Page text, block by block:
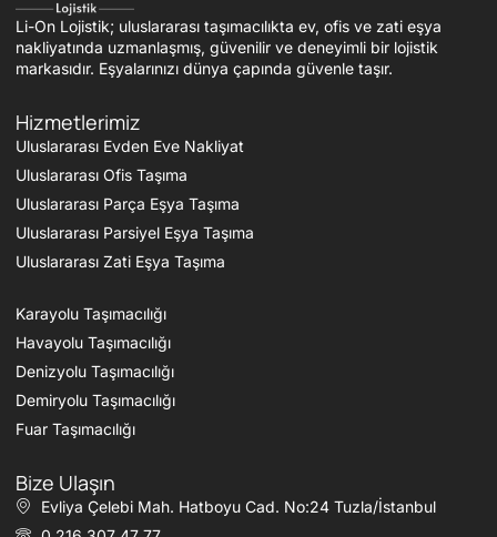
Li-On Lojistik; uluslararası taşımacılıkta ev, ofis ve zati eşya
nakliyatında uzmanlaşmış, güvenilir ve deneyimli bir lojistik
markasıdır. Eşyalarınızı dünya çapında güvenle taşır.
Hizmetlerimiz
Uluslararası Evden Eve Nakliyat
Uluslararası Ofis Taşıma
Uluslararası Parça Eşya Taşıma
Uluslararası Parsiyel Eşya Taşıma
Uluslararası Zati Eşya Taşıma
Karayolu Taşımacılığı
Havayolu Taşımacılığı
Denizyolu Taşımacılığı
Demiryolu Taşımacılığı
Fuar Taşımacılığı
Bize Ulaşın
Evliya Çelebi Mah. Hatboyu Cad. No:24 Tuzla/İstanbul